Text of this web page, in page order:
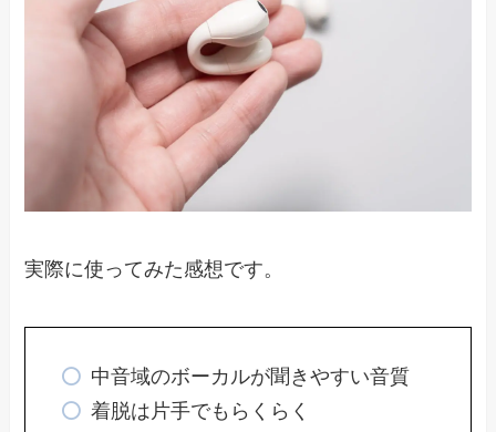
実際に使ってみた感想です。
中音域のボーカルが聞きやすい音質
着脱は片手でもらくらく